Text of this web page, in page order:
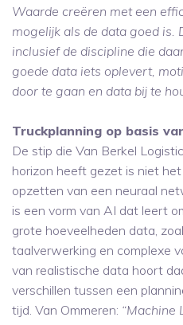
Waarde creëren met een
mogelijk als de data goed is.
inclusief de discipline die
goede data iets oplevert,
door te gaan en data bij te
Truckplanning op basis
De stip die Van Berkel
horizon heeft gezet is niet
opzetten van een neuraal
is een vorm van AI dat leert
grote hoeveelheden data,
taalverwerking en complexe
van realistische data hoort
verschillen tussen een
tijd. Van Ommeren: “Machine